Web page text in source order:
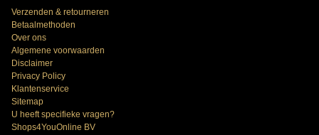
Verzenden & retourneren
Betaalmethoden
Over ons
Algemene voorwaarden
Disclaimer
Privacy Policy
Klantenservice
Sitemap
U heeft specifieke vragen?
Shops4YouOnline BV